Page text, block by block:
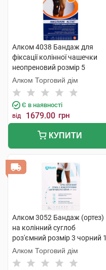
Алком 4038 Бандаж для
фіксації колінної чашечки
неопреновий розмір 5
чорний 1 шт
Алком Торговий дім
Є в наявності
від 1679.00 грн
КУПИТИ
Алком 3052 Бандаж (ортез)
на колінний суглоб
роз'ємний розмір 3 чорний 1
шт
Алком Торговий дім